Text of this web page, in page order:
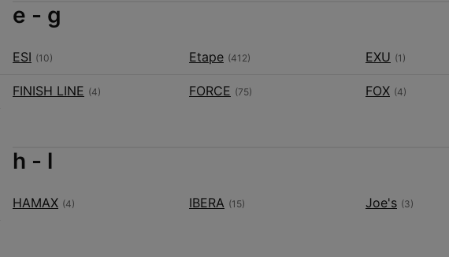
e - g
ESI (10) Etape (412) EXU (1)
FINISH LINE (4) FORCE (75) FOX (4)
h - l
HAMAX (4) IBERA (15) Joe's (3)